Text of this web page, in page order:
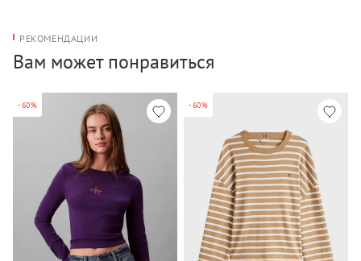
РЕКОМЕНДАЦИИ
Вам может понравиться
-60% -60%